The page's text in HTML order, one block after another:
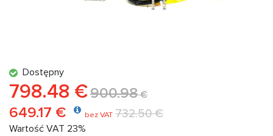
Dostępny
798.48 €900.98€
649.17 € bez VAT 732.50 €
Wartość VAT 23%